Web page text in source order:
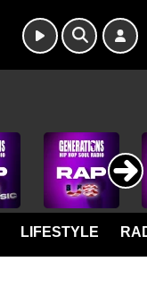
LIFESTYLE